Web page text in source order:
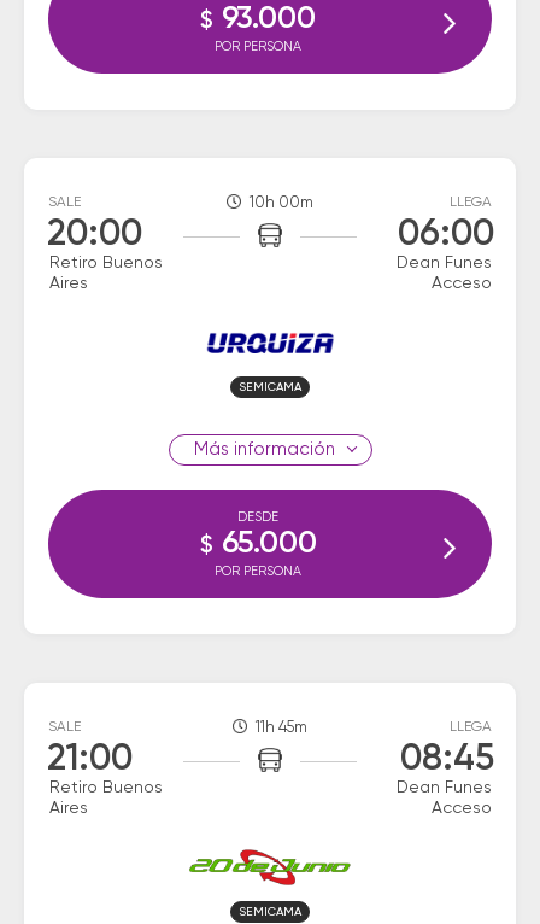
$ 93.000
POR PERSONA
SALE
20:00
Retiro Buenos
Aires
10h 00m LLEGA
06:00
Dean Funes
Acceso
SEMICAMA
información
DESDE
$ 65.000
POR PERSONA
SALE
21:00
Retiro Buenos
Aires
11h 45m LLEGA
08:45
Dean Funes
Acceso
SEMICAMA